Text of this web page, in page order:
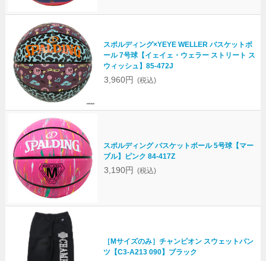
スポルディング×YEYE WELLER バスケットボ
ール 7号球【イェイェ・ウェラー ストリート ス
ウィッシュ】85-472J
3,960円 (税込)
スポルディング バスケットボール 5号球【マー
ブル】ピンク 84-417Z
3,190円 (税込)
［Mサイズのみ］チャンピオン スウェットパン
ツ【C3-A213 090】ブラック